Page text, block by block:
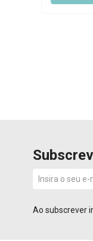
Ao subscrever